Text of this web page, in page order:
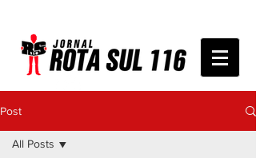
Post
All Posts